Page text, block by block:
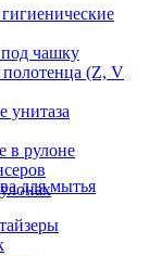
чашку
(Z, V
унитаза
в рулоне
для мытья